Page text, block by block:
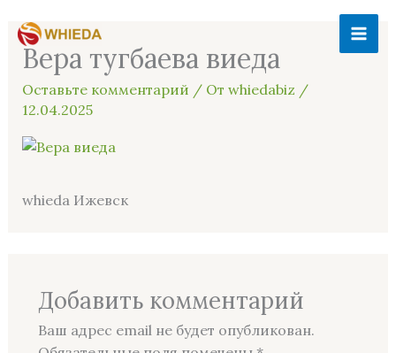
содержимому
Вера тугбаева виеда
Оставьте комментарий / От whiedabiz /
12.04.2025
whieda Ижевск
Добавить комментарий
Ваш адрес email не будет опубликован.